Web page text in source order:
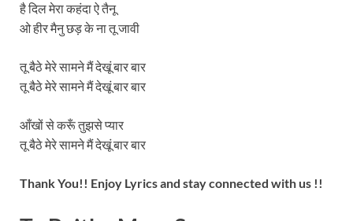
है दिल मेरा कहंदा ऐ तैनू
ओ हीर मैनु छड़ के ना तू जावी
तू बैठे मेरे सामने मैं देखूं बार बार
तू बैठे मेरे सामने मैं देखूं बार बार
आँखों से करूँ तुझसे प्यार
तू बैठे मेरे सामने मैं देखूं बार बार
Thank You!! Enjoy Lyrics and stay connected with us !!